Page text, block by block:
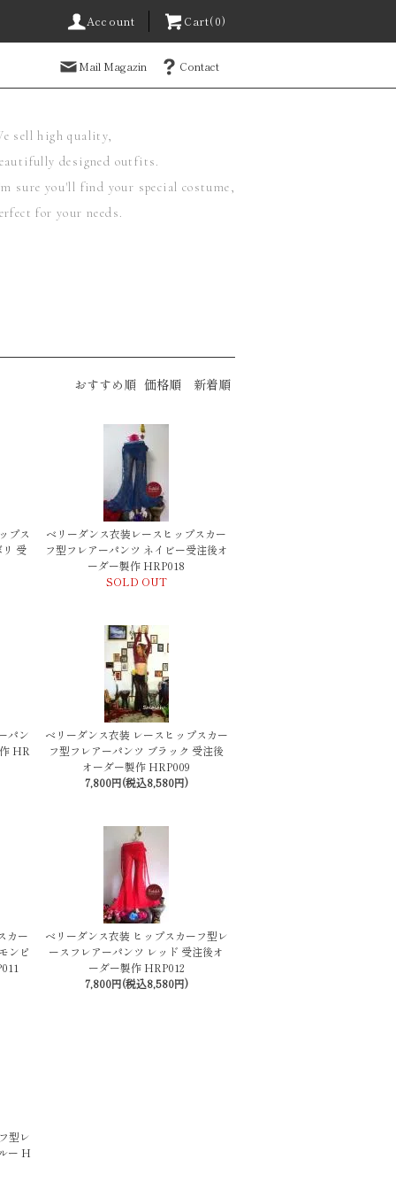
Account Cart(0)
Mail Magazin Contact
sell high quality,
designed outfits.
sure you'll find your special costume,
for your needs.
おすすめ順 価格順 新着順
プス
受
ベリーダンス衣装レースヒップスカー
フ型フレアーパンツ ネイビー受注後オ
ーダー製作 HRP018
SOLD OUT
パン
HR
ベリーダンス衣装 レースヒップスカー
フ型フレアーパンツ ブラック 受注後
オーダー製作 HRP009
7,800円(税込8,580円)
カー
ンピ
ベリーダンス衣装 ヒップスカーフ型レ
ースフレアーパンツ レッド 受注後オ
ーダー製作 HRP012
7,800円(税込8,580円)
型レ
ー H